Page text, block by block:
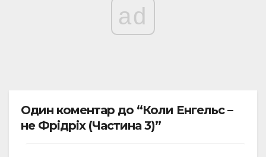
ad
Один коментар до “Коли Енгельс –
не Фрідріх (Частина 3)”